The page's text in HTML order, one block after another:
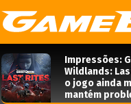
Impressões:
Wildlands:
o jogo ainda
mantém